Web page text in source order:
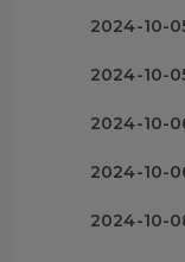
2024-10-
2024-10-
2024-10-
2024-10-
2024-10-